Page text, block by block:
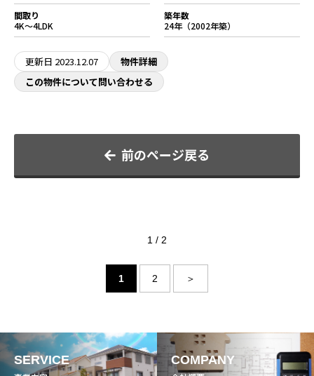
間取り
4K～4LDK
築年数
24年（2002年築）
更新日 2023.12.07
物件詳細
この物件について問い合わせる
前のページ戻る
1 / 2
1 2 ＞
SERVICE COMPANY